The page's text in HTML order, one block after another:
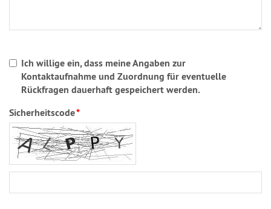
Ich willige ein, dass meine Angaben zur
Kontaktaufnahme und Zuordnung für eventuelle
Rückfragen dauerhaft gespeichert werden.
Sicherheitscode*